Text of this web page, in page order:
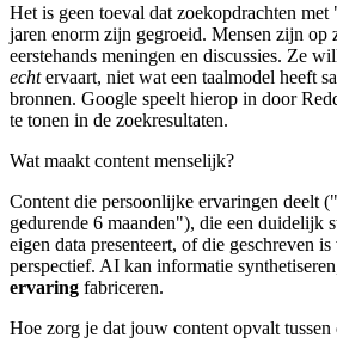
Het is geen toeval dat zoekopdrachten
jaren enorm zijn gegroeid. Mensen zijn op
eerstehands meningen en discussies. Ze
echtervaart, niet wat een taalmodel heeft
bronnen. Google speelt hierop in door
te tonen in de zoekresultaten.
Wat maakt content menselijk?
Content die persoonlijke ervaringen deelt
gedurende 6 maanden"), die een duidelijk
eigen data presenteert, of die geschreven
perspectief. AI kan informatie
ervaring fabriceren.
Hoe zorg je dat jouw content opvalt